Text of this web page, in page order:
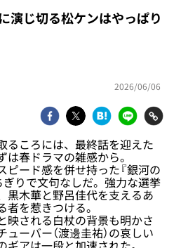
演じ切る松ケンはやっぱり
2026/06/06
るころには、最終話を迎えた
春ドラマの雑感から。
ード感を併せ持った『銀河の
ぎりで文句なしだ。強力な選挙
黒木華と野呂佳代を支えるあ
を惹きつける。
映される白杖の背景も明かさ
ーバー（渡邊圭祐）の哀しい